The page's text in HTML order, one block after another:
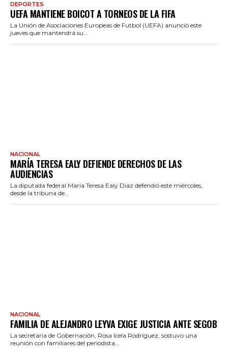
DEPORTES
UEFA MANTIENE BOICOT A TORNEOS DE LA FIFA
La Unión de Asociaciones Europeas de Futbol (UEFA) anunció este
jueves que mantendrá su...
NACIONAL
MARÍA TERESA EALY DEFIENDE DERECHOS DE LAS
AUDIENCIAS
La diputada federal María Teresa Ealy Díaz defendió este miércoles,
desde la tribuna de...
NACIONAL
FAMILIA DE ALEJANDRO LEYVA EXIGE JUSTICIA ANTE SEGOB
La secretaria de Gobernación, Rosa Icela Rodríguez, sostuvo una
reunión con familiares del periodista...